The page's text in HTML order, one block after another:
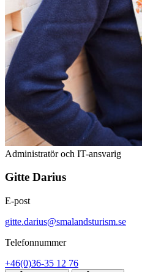
Administratör och IT-ansvarig
Gitte Darius
E-post
gitte.darius@smalandsturism.se
Telefonnummer
+46(0)36-35 12 76